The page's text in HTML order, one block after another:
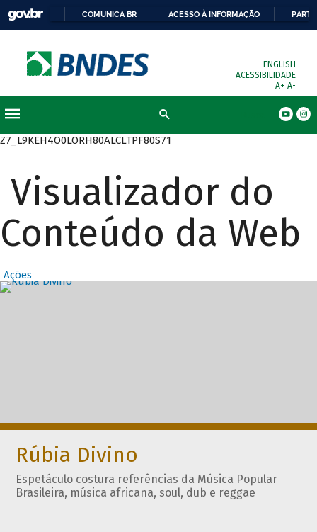
COMUNICA BR ACESSO À INFORMAÇÃO
ENGLISH
ACESSIBILIDADE
A+ A-
Z7_L9KEH4O0LORH80ALCLTPF80S71
Visualizador do
Conteúdo da Web
Ações
Destaques
Rúbia Divino
Espetáculo costura referências da Música Popular
Brasileira, música africana, soul, dub e reggae